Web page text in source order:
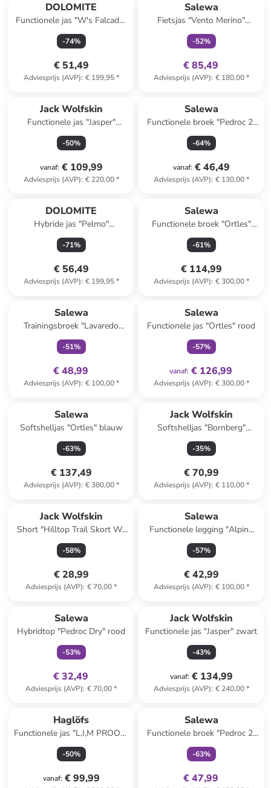
DOLOMITE
Functionele jas "W's Falcade"
kaki
-74%
€ 51,49
Adviesprijs (AVP): € 199,95*
Salewa
Fietsjas "Vento Merino"
beige/lichtbruin
-52%
€ 85,49
Adviesprijs (AVP): € 180,00*
Jack Wolfskin
Functionele jas "Jasper"
donkerblauw
-50%
vanaf: € 109,99
Adviesprijs (AVP): € 220,00*
Salewa
Functionele broek "Pedroc 2"
rood
-64%
vanaf: € 46,49
Adviesprijs (AVP): € 130,00*
DOLOMITE
Hybride jas "Pelmo"
donkerblauw/blauw
-71%
€ 56,49
Adviesprijs (AVP): € 199,95*
Salewa
Functionele broek "Ortles"
blauw
-61%
€ 114,99
Adviesprijs (AVP): € 300,00*
Salewa
Trainingsbroek "Lavaredo
Hemp" bordeaux/zwart
-51%
€ 48,99
Adviesprijs (AVP): € 100,00*
Salewa
Functionele jas "Ortles" rood
-57%
vanaf: € 126,99
Adviesprijs (AVP): € 300,00*
Salewa
Softshelljas "Ortles" blauw
-63%
€ 137,49
Adviesprijs (AVP): € 380,00*
Jack Wolfskin
Softshelljas "Bornberg"
donkerblauw
-35%
€ 70,99
Adviesprijs (AVP): € 110,00*
Jack Wolfskin
Short "Hilltop Trail Skort W"
turquoise
-58%
€ 28,99
Adviesprijs (AVP): € 70,00*
Salewa
Functionele legging "Alpine
Hemp" bordeaux
-57%
€ 42,99
Adviesprijs (AVP): € 100,00*
Salewa
Hybridtop "Pedroc Dry" rood
-53%
€ 32,49
Adviesprijs (AVP): € 70,00*
Jack Wolfskin
Functionele jas "Jasper" zwart
-43%
vanaf: € 134,99
Adviesprijs (AVP): € 240,00*
Haglöfs
Functionele jas "L,I,M PROOF"
rood
-50%
vanaf: € 99,99
Salewa
Functionele broek "Pedroc 2"
lichtbruin
-63%
€ 47,99